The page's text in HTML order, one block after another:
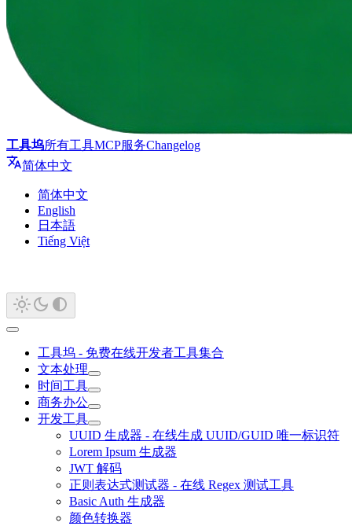
工具坞所有工具MCP服务Changelog
简体中文
简体中文
English
日本語
Tiếng Việt
工具坞 - 免费在线开发者工具集合
文本处理
时间工具
商务办公
开发工具
UUID 生成器 - 在线生成 UUID/GUID 唯一标识符
Lorem Ipsum 生成器
JWT 解码
正则表达式测试器 - 在线 Regex 测试工具
Basic Auth 生成器
颜色转换器